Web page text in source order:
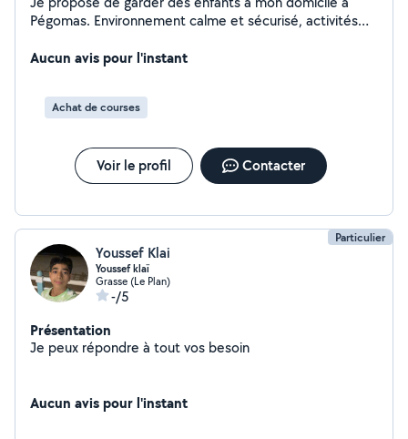
Pégomas. Environnement calme et sécurisé, activités
plus d'informations
Aucun avis pour l'instant
Achat de courses
Voir le profil Contacter
Particulier
Youssef Klai
Youssef klaï
Grasse (Le Plan)
-/5
Présentation
Je peux répondre à tout vos besoin
Aucun avis pour l'instant